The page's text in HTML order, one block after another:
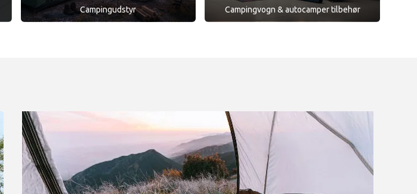
Campingudstyr Campingvogn & autocamper tilbehør